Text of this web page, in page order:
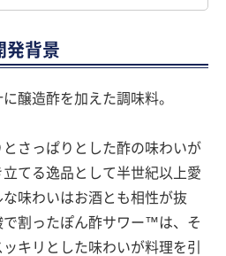
発背景
醸造酢を加えた調味料。
さっぱりとした酢の味わいが
てる逸品として半世紀以上愛
味わいはお酒とも相性が抜
割ったぽん酢サワー™は、そ
キリとした味わいが料理を引